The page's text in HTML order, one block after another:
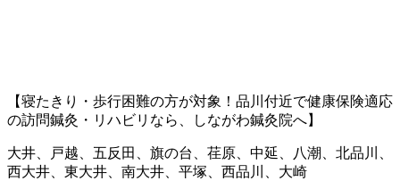
【寝たきり・歩行困難の方が対象！品川付近で健康保険適応
の訪問鍼灸・リハビリなら、しながわ鍼灸院へ】
大井、戸越、五反田、旗の台、荏原、中延、八潮、北品川、
西大井、東大井、南大井、平塚、西品川、大崎